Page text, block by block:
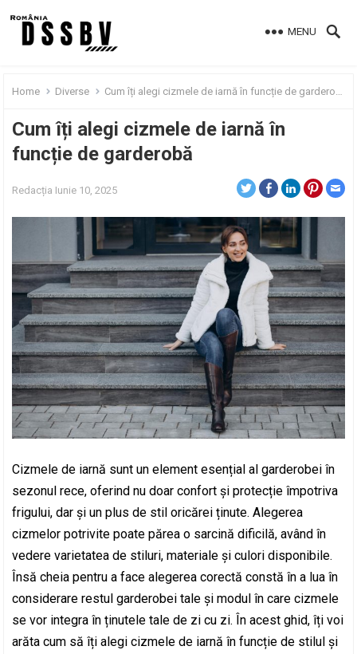
MENU
Home Diverse Cum îți alegi cizmele de iarnă în funcție de garderobă
Cum îți alegi cizmele de iarnă în
funcție de garderobă
Redacția Iunie 10, 2025
Cizmele de iarnă sunt un element esențial al garderobei în
sezonul rece, oferind nu doar confort și protecție împotriva
frigului, dar și un plus de stil oricărei ținute. Alegerea
cizmelor potrivite poate părea o sarcină dificilă, având în
vedere varietatea de stiluri, materiale și culori disponibile.
Însă cheia pentru a face alegerea corectă constă în a lua în
considerare restul garderobei tale și modul în care cizmele
se vor integra în ținutele tale de zi cu zi. În acest ghid, îți voi
arăta cum să îți alegi cizmele de iarnă în funcție de stilul și